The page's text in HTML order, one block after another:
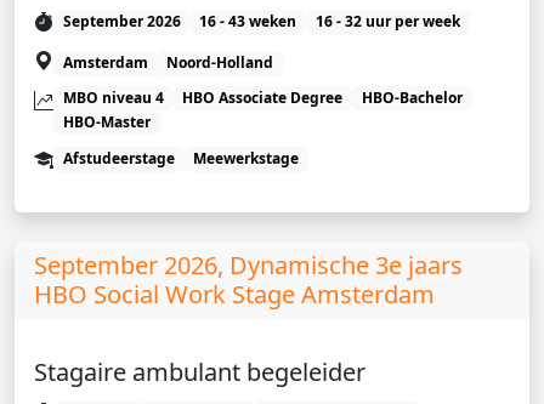
September 2026 16 - 43 weken
16 - 32 uur per week
Amsterdam
Noord-Holland
MBO niveau 4
HBO Associate Degree
HBO-Bachelor
HBO-Master
Afstudeerstage
Meewerkstage
September 2026, Dynamische 3e jaars
HBO Social Work Stage Amsterdam
Stagaire ambulant begeleider